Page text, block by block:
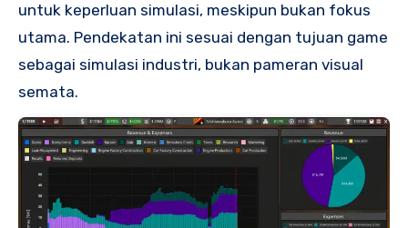
untuk keperluan simulasi, meskipun bukan fokus
utama. Pendekatan ini sesuai dengan tujuan game
sebagai simulasi industri, bukan pameran visual
semata.